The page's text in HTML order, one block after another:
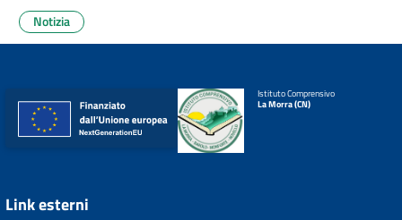
Notizia
Istituto Comprensivo
La Morra (CN)
Link esterni